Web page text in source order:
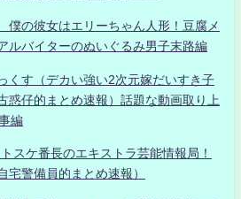
の彼女はエリーちゃん人形！豆腐メ
ルバイターのぬいぐるみ男子末路編
くす（デカい強い2次元嫁だいすき子
惑仔的まとめ速報）話題な動画取り上
編
スケ番長のエキストラ芸能情報局！
宅警備員的まとめ速報）